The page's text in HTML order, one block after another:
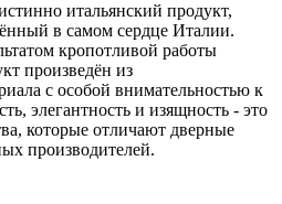
итальянский продукт,
в самом сердце Италии.
кропотливой работы
произведён из
с особой внимательностью к
элегантность и изящность - это
которые отличают дверные
производителей.